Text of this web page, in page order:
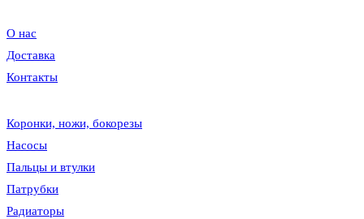
О нас
Доставка
Контакты
Коронки, ножи, бокорезы
Насосы
Пальцы и втулки
Патрубки
Радиаторы